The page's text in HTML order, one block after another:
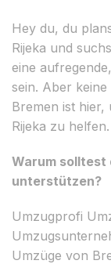
Hey du, du
Rijeka und
eine
sein. Aber
Bremen ist hier,
Rijeka zu helfen.
Warum solltest
unterstützen?
Umzugprofi
Umzüge von